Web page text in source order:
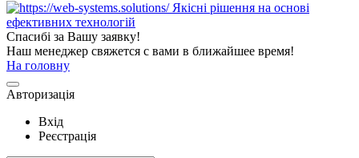
Якісні рішення на основі
ефективних технологій
Спасибі за Вашу заявку!
Наш менеджер свяжется с вами в ближайшее время!
На головну
Авторизація
Вхід
Реєстрація